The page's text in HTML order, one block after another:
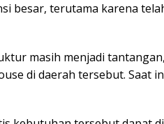
besar, terutama karena
masih menjadi
di daerah tersebut. Saat